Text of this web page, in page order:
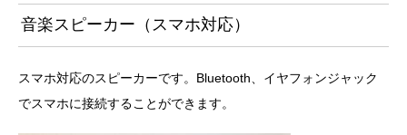
音楽スピーカー（スマホ対応）
スマホ対応のスピーカーです。Bluetooth、イヤフォンジャック
でスマホに接続することができます。